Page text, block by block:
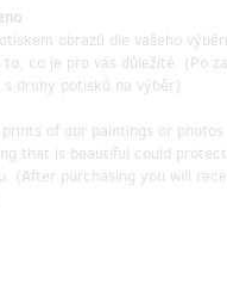
obrazů dle vašeho
co je pro vás důležité. (Po
druhy potisků na výběr)
of our paintings or
that is beautiful could
(After purchasing you will